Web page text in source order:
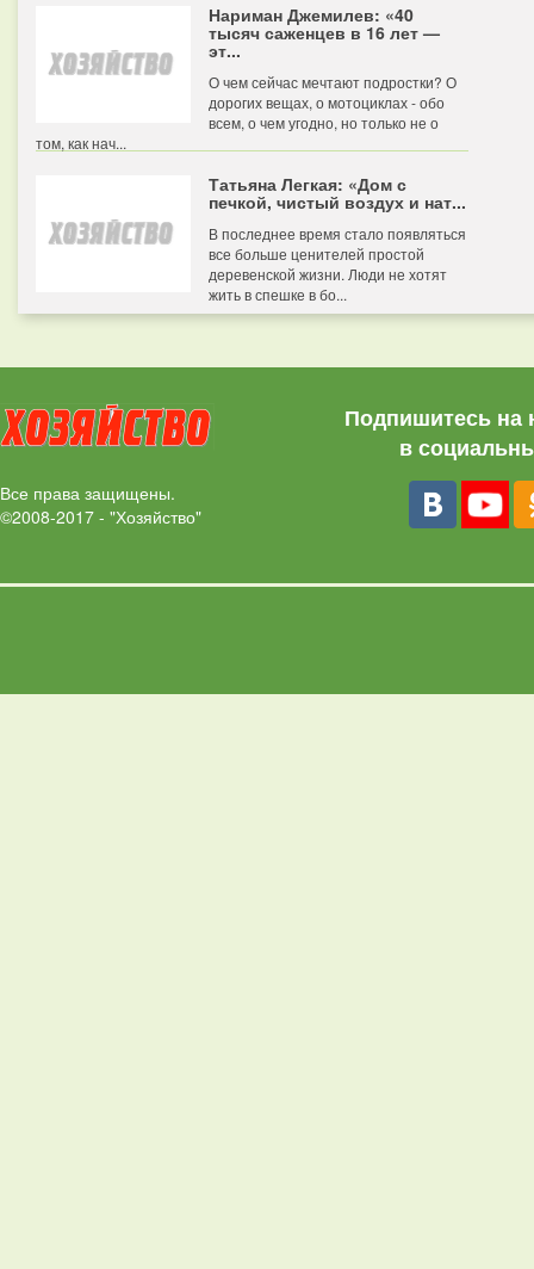
Нариман Джемилев: «40
тысяч саженцев в 16 лет —
эт...
О чем сейчас мечтают подростки? О
дорогих вещах, о мотоциклах - обо
всем, о чем угодно, но только не о
том, как нач...
Татьяна Легкая: «Дом с
печкой, чистый воздух и нат...
В последнее время стало появляться
все больше ценителей простой
деревенской жизни. Люди не хотят
жить в спешке в бо...
Все права защищены.
©2008-2017 - "Хозяйство"
Подпишитесь на
в